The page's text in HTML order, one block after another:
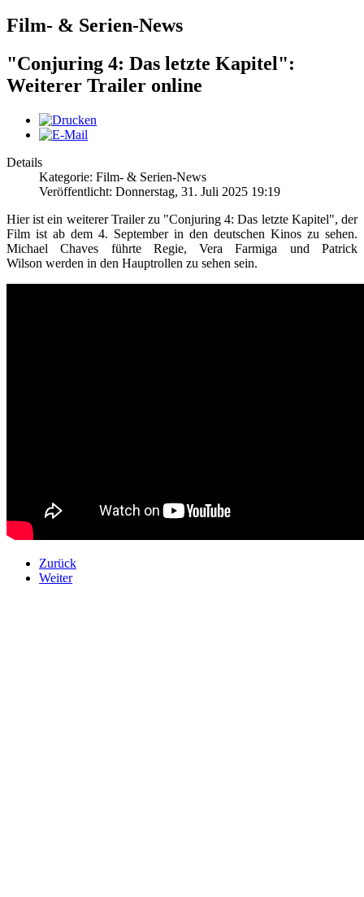
Film- & Serien-News
"Conjuring 4: Das letzte Kapitel":
Weiterer Trailer online
Details
Kategorie: Film- & Serien-News
Veröffentlicht: Donnerstag, 31. Juli 2025 19:19
Hier ist ein weiterer Trailer zu "Conjuring 4: Das letzte Kapitel", der
Film ist ab dem 4. September in den deutschen Kinos zu sehen.
Michael Chaves führte Regie, Vera Farmiga und Patrick
Wilson werden in den Hauptrollen zu sehen sein.
Zurück
Weiter